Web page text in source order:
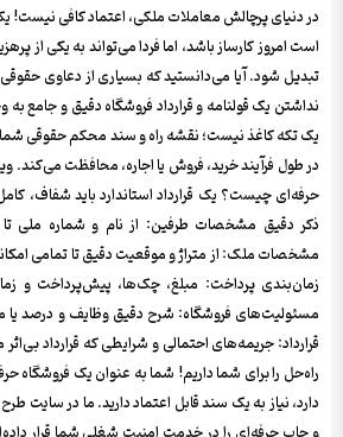
در دنیای پرچالش معاملات ملکی، اعتماد کافی
است امروز کارساز باشد، اما فردا می‌تواند به یکی از
تبدیل شود. آیا می‌دانستید که بسیاری از دعاوی حقوقی
نداشتن یک قولنامه و قرارداد فروشگاه دقیق و جامع به
یک تکه کاغذ نیست؛ نقشه راه و سند محکم حقوقی
در طول فرآیند خرید، فروش یا اجاره، محافظت می‌کند.
حرفه‌ای چیست؟ یک قرارداد استاندارد باید شفاف،
ذکر دقیق مشخصات طرفین: از نام و شماره ملی
مشخصات ملک: از متراژ و موقعیت دقیق تا تمامی
زمان‌بندی پرداخت: مبلغ، چک‌ها، پیش‌پرداخت و
مسئولیت‌های فروشگاه: شرح دقیق وظایف و درصد
قرارداد: جریمه‌های احتمالی و شرایطی که قرارداد
راه‌حل را برای شما داریم! شما به عنوان یک فروشگاه
دارد، نیاز به یک سند قابل اعتماد دارید. ما در